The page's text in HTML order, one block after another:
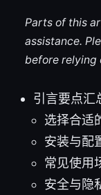
Parts of this
assistance.
before relying
引言要点汇
选择合适
安装与配
常见使用
安全与隐